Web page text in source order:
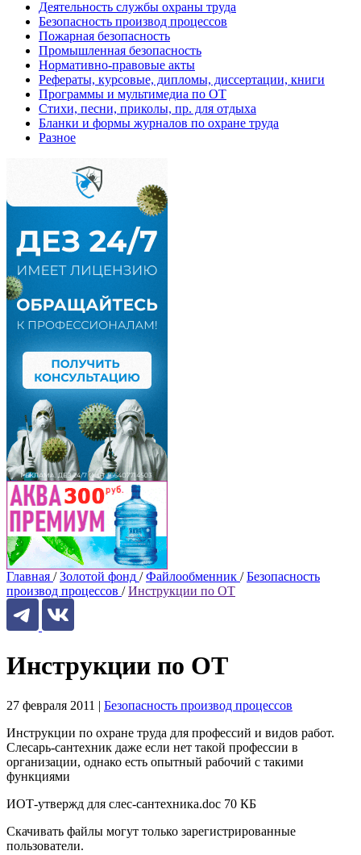
Деятельность службы охраны труда
Безопасность производ процессов
Пожарная безопасность
Промышленная безопасность
Нормативно-правовые акты
Рефераты, курсовые, дипломы, диссертации, книги
Программы и мультимедиа по ОТ
Стихи, песни, приколы, пр. для отдыха
Бланки и формы журналов по охране труда
Разное
Главная / Золотой фонд / Файлообменник / Безопасность
производ процессов / Инструкции по ОТ
Инструкции по ОТ
27 февраля 2011 | Безопасность производ процессов
Инструкции по охране труда для профессий и видов работ.
Слесарь-сантехник даже если нет такой профессии в
организации, однако есть опытный рабочий с такими
функциями
ИОТ-утвержд для слес-сантехника.doc 70 КБ
Скачивать файлы могут только зарегистрированные
пользователи.